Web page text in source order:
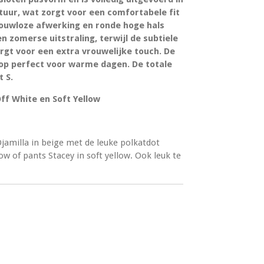
wat zorgt voor een comfortabele fit
afwerking en ronde hoge hals
zomerse uitstraling, terwijl de subtiele
voor een extra vrouwelijke touch. De
perfect voor warme dagen. De totale
S.
White en Soft Yellow
in beige met de leuke polkatdot
of pants Stacey in soft yellow. Ook leuk te